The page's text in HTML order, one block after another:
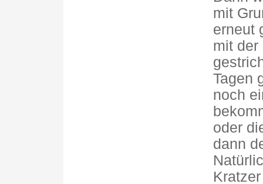
mit
erneut
mit der
Tagen
noch
oder
dann